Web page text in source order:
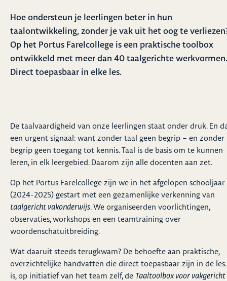
Hoe ondersteun je leerlingen beter in hun
taalontwikkeling, zonder je vak uit het oog te
Op het Portus Farelcollege is een praktische toolbox
ontwikkeld met meer dan 40 taalgerichte werkvormen.
Direct toepasbaar in elke les.
De taalvaardigheid van onze leerlingen staat onder druk. En
een urgent signaal: want zonder taal geen begrip – en zonder
begrip geen toegang tot kennis. Taal is de basis om te kunnen
leren, in elk leergebied. Daarom zijn alle docenten aan zet.
Op het Portus Farelcollege zijn we in het afgelopen schooljaar
(2024-2025) gestart met een gezamenlijke verkenning van
taalgericht vakonderwijs. We organiseerden voorlichtingen,
observaties, workshops en een teamtraining over
woordenschatuitbreiding.
Wat daaruit steeds terugkwam? De behoefte aan praktische,
overzichtelijke handvatten die direct toepasbaar zijn in de les.
is, op initiatief van het team zelf, de Taaltoolbox voor vakgericht